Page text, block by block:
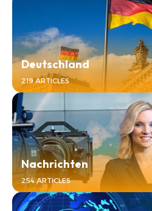
Deutschland
219 ARTICLES
Nachrichten
254 ARTICLES